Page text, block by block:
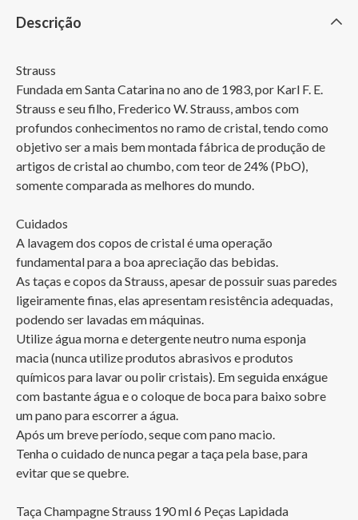
Descrição
Strauss
Fundada em Santa Catarina no ano de 1983, por Karl F. E.
Strauss e seu filho, Frederico W. Strauss, ambos com
profundos conhecimentos no ramo de cristal, tendo como
objetivo ser a mais bem montada fábrica de produção de
artigos de cristal ao chumbo, com teor de 24% (PbO),
somente comparada as melhores do mundo.
Cuidados
A lavagem dos copos de cristal é uma operação
fundamental para a boa apreciação das bebidas.
As taças e copos da Strauss, apesar de possuir suas paredes
ligeiramente finas, elas apresentam resistência adequadas,
podendo ser lavadas em máquinas.
Utilize água morna e detergente neutro numa esponja
macia (nunca utilize produtos abrasivos e produtos
químicos para lavar ou polir cristais). Em seguida enxágue
com bastante água e o coloque de boca para baixo sobre
um pano para escorrer a água.
Após um breve período, seque com pano macio.
Tenha o cuidado de nunca pegar a taça pela base, para
evitar que se quebre.
Taça Champagne Strauss 190 ml 6 Peças Lapidada